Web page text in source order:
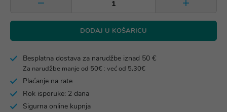
DODAJ U KOŠARICU
Besplatna dostava za narudžbe iznad 50 €
Za narudžbe manje od 50€ : već od 5,30€
Plaćanje na rate
Rok isporuke: 2 dana
Sigurna online kupnja